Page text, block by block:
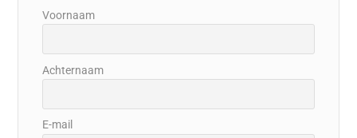
Voornaam
Achternaam
E-mail